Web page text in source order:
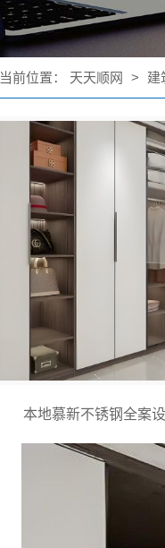
当前位置： 天天顺网 > 建
本地慕新不锈钢全案